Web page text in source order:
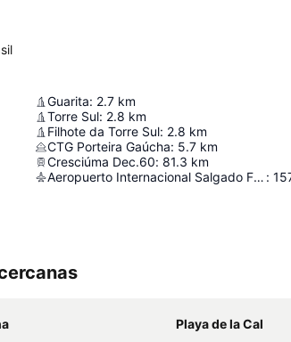
Guarita: 2.7 km
Torre Sul: 2.8 km
Filhote da Torre Sul: 2.8 km
CTG Porteira Gaúcha: 5.7 km
Cresciúma Dec.60: 81.3 km
Aeropuerto Internacional Salgado Filho :
Playa de la Cal